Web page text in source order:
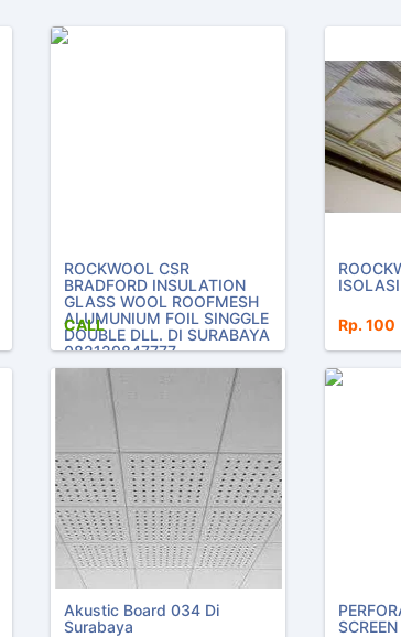
ROCKWOOL CSR
BRADFORD INSULATION
GLASS WOOL ROOFMESH
ALUMUNIUM FOIL SINGGLE
DOUBLE DLL. DI SURABAYA
082129847777
CALL Rp. 100
Akustic Board 034 Di
Surabaya